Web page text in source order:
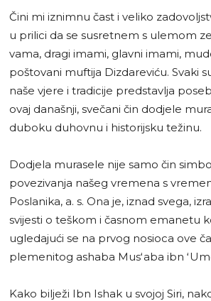
Čini mi iznimnu čast i veliko
u prilici da se susretnem s ulemom
vama, dragi imami, glavni imami,
poštovani muftija Dizdareviću. Svaki
naše vjere i tradicije predstavlja
ovaj današnji, svečani čin dodjele
duboku duhovnu i historijsku težinu.
Dodjela murasele nije samo čin
povezivanja našeg vremena s
Poslanika, a. s. Ona je, iznad svega,
svijesti o teškom i časnom emanetu
ugledajući se na prvog nosioca ove
plemenitog ashaba Musʻaba ibn
Kako bilježi Ibn Ishak u svojoj Siri,